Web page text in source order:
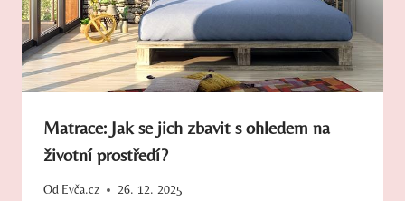
Matrace: Jak se jich zbavit s ohledem na
životní prostředí?
Od Evča.cz 26. 12. 2025